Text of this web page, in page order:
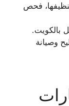
فحص
بالكويت.
وصيانة